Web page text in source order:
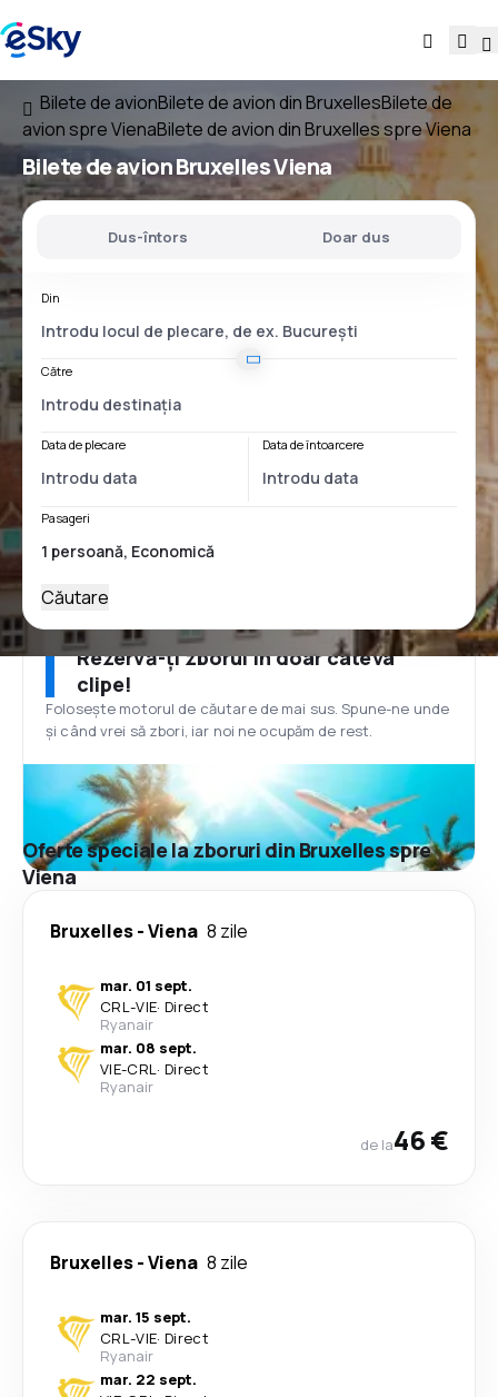
Bilete de avionBilete de avion din BruxellesBilete de
avion spre VienaBilete de avion din Bruxelles spre Viena
Bilete de avionBruxelles Viena
Dus-întors Doar dus
Din
Către
Data de plecare Data de întoarcere
Pasageri
Căutare
Rezervă-ți zborul în doar câteva
clipe!
Folosește motorul de căutare de mai sus. Spune-ne unde
și când vrei să zbori, iar noi ne ocupăm de rest.
Oferte speciale la zboruri din Bruxelles spre
Viena
Bruxelles-Viena 8 zile
mar. 01 sept.
CRL-VIE· Direct
Ryanair
mar. 08 sept.
VIE-CRL· Direct
Ryanair
de la46 €
Bruxelles-Viena 8 zile
mar. 15 sept.
CRL-VIE· Direct
Ryanair
mar. 22 sept.